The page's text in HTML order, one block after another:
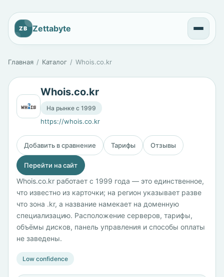
ZB Zettabyte
Главная Каталог Whois.co.kr
Whois.co.kr
На рынке с 1999
https://whois.co.kr
Добавить в сравнение Тарифы Отзывы
Перейти на сайт
Whois.co.kr работает с 1999 года — это единственное,
что известно из карточки; на регион указывает разве
что зона .kr, а название намекает на доменную
специализацию. Расположение серверов, тарифы,
объёмы дисков, панель управления и способы оплаты
не заведены.
Low confidence